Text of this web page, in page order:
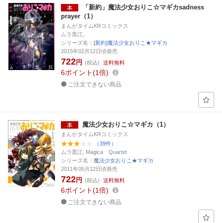
「新約」魔法少女おりこ☆マギカsadness
prayer（1）
まんがタイムKRコミックス
ムラ黒江,
シリーズ名： [新約]魔法少女おりこ★マギカ
2015年02月12日頃発売
722円 (税込) 送料無料
6ポイント 1倍
ご注文できない商品
魔法少女おりこ☆マギカ（1）
まんがタイムKRコミックス
（39件）
ムラ黒江, Magica Quartet
シリーズ名： 魔法少女おりこ★マギカ
2011年05月12日頃発売
722円 (税込) 送料無料
6ポイント 1倍
ご注文できない商品